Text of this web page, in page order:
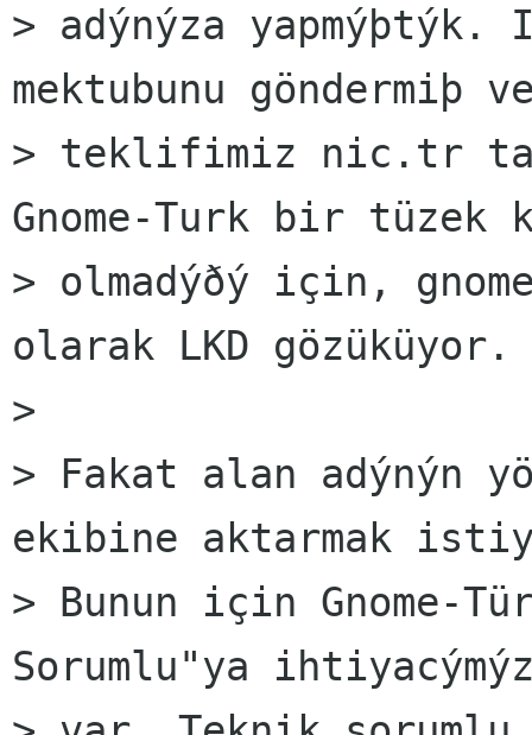
> adýnýza yapmýþtýk.
mektubunu göndermiþ
> teklifimiz nic.tr
Gnome-Turk bir
> olmadýðý için,
olarak LKD gözüküyor.
>
> Fakat alan adýnýn
ekibine aktarmak
> Bunun için Gnome-
Sorumlu"ya